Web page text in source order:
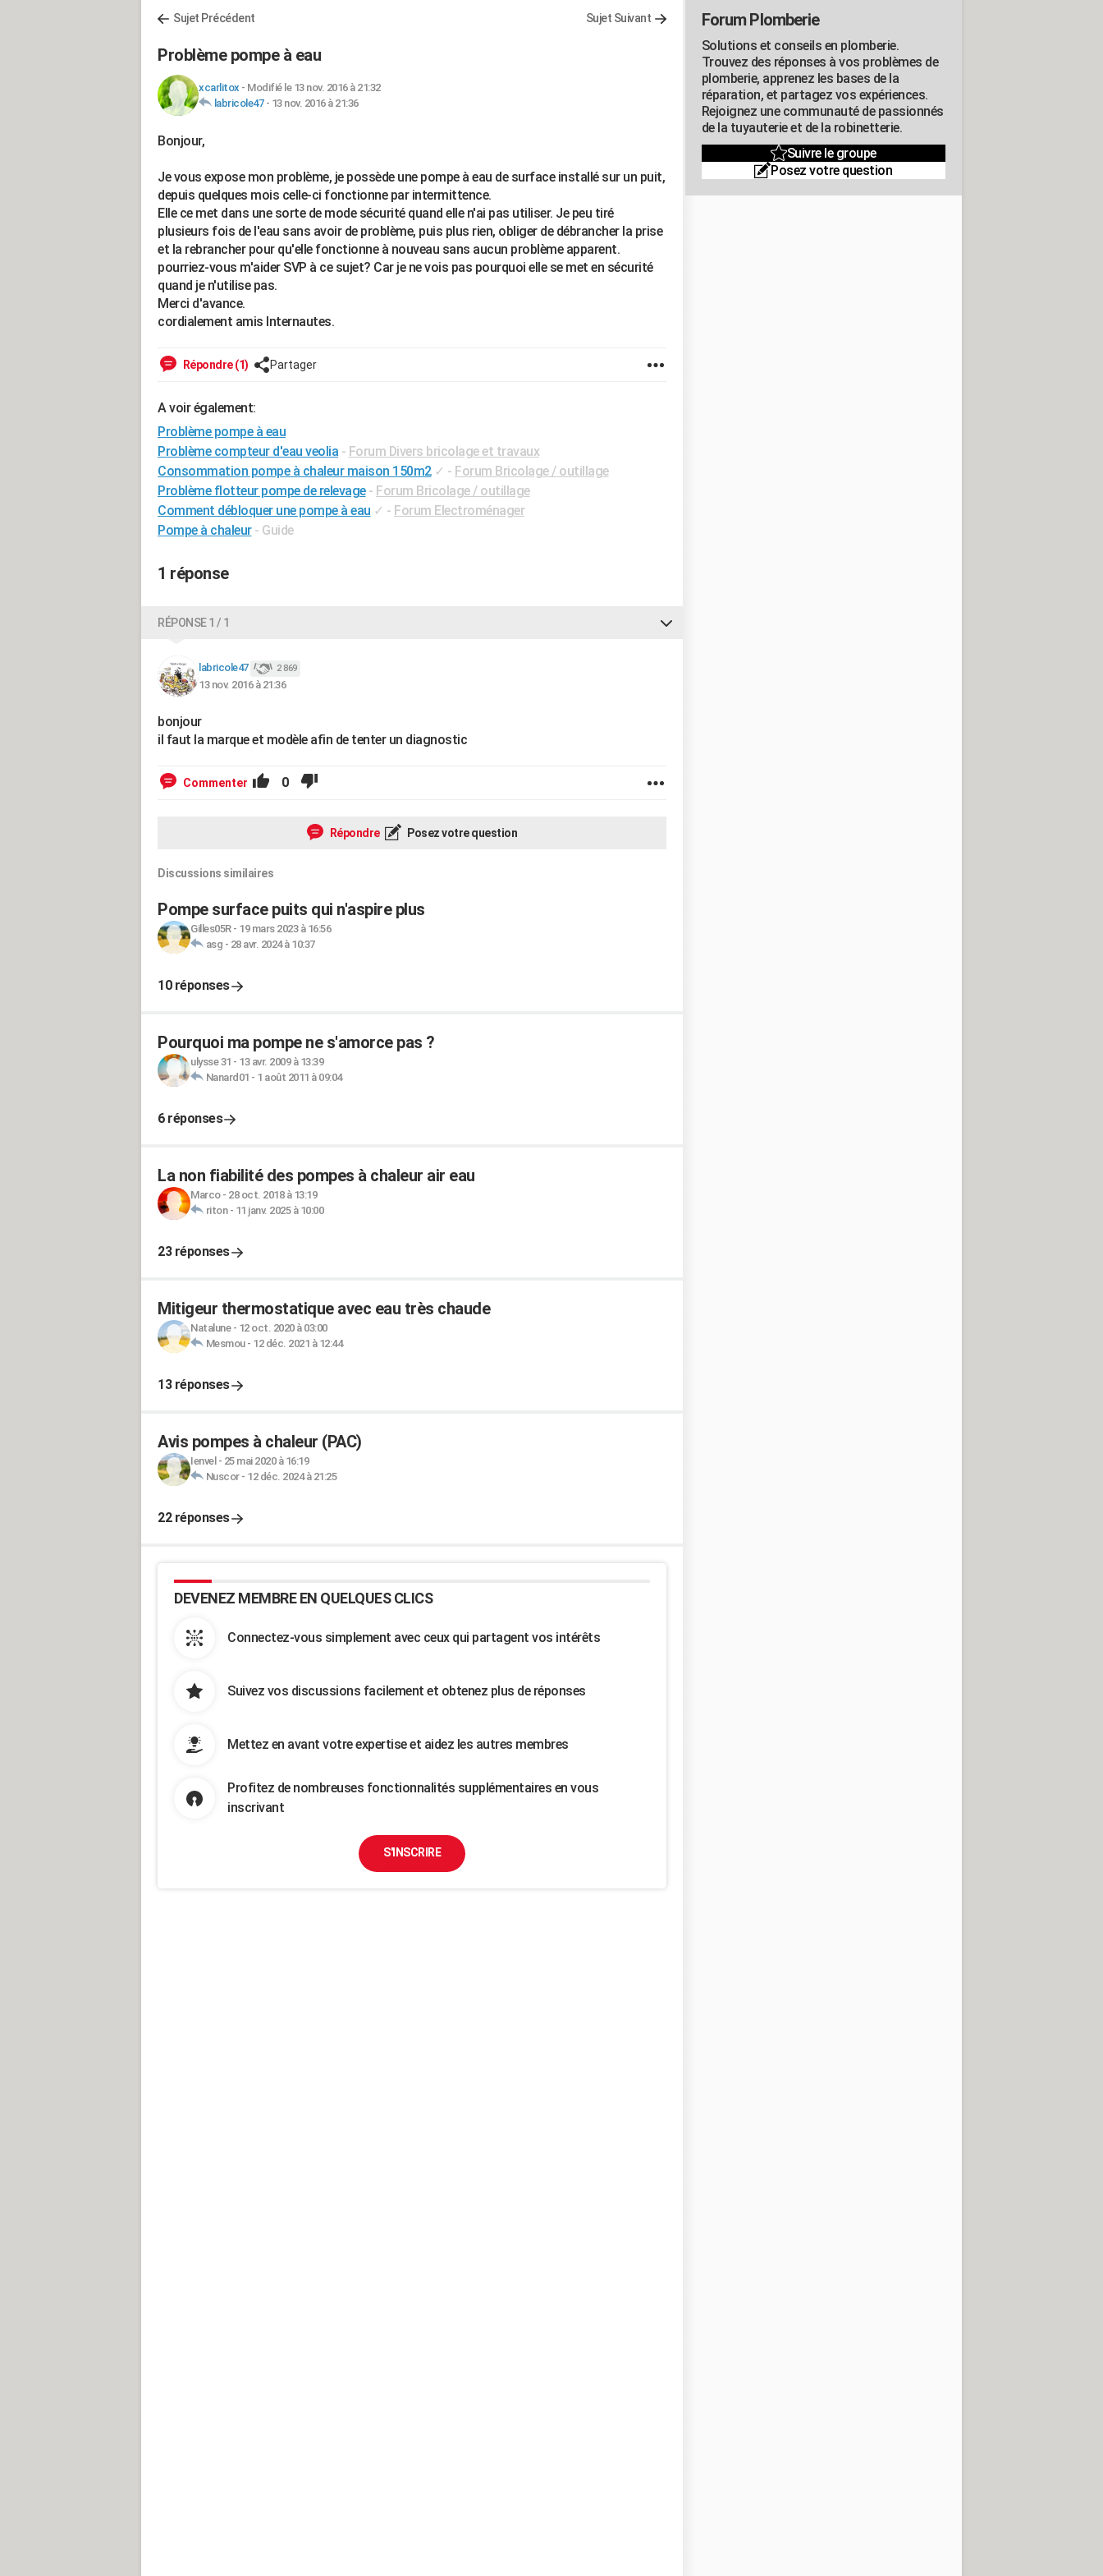
Sujet Précédent Sujet Suivant
Problème pompe à eau
xcarlitox - Modifié le 13 nov. 2016 à 21:32
labricole47- 13 nov. 2016 à 21:36
Bonjour,
Je vous expose mon problème, je possède une pompe à eau de surface installé sur un puit,
depuis quelques mois celle-ci fonctionne par intermittence.
Elle ce met dans une sorte de mode sécurité quand elle n'ai pas utiliser. Je peu tiré
plusieurs fois de l'eau sans avoir de problème, puis plus rien, obliger de débrancher la prise
et la rebrancher pour qu'elle fonctionne à nouveau sans aucun problème apparent.
pourriez-vous m'aider SVP à ce sujet? Car je ne vois pas pourquoi elle se met en sécurité
quand je n'utilise pas.
Merci d'avance.
cordialement amis Internautes.
Répondre (1) Partager
A voir également:
Problème pompe à eau
Problème compteur d'eau veolia - Forum Divers bricolage et travaux
Consommation pompe à chaleur maison 150m2 ✓ - Forum Bricolage / outillage
Problème flotteur pompe de relevage - Forum Bricolage / outillage
Comment débloquer une pompe à eau ✓ - Forum Electroménager
Pompe à chaleur - Guide
1 réponse
RÉPONSE 1 / 1
labricole47 2 869
13 nov. 2016 à 21:36
bonjour
il faut la marque et modèle afin de tenter un diagnostic
Commenter 0
Répondre Posez votre question
Discussions similaires
Pompe surface puits qui n'aspire plus
Gilles05R- 19 mars 2023 à 16:56
asg - 28 avr. 2024 à 10:37
10 réponses
Pourquoi ma pompe ne s'amorce pas ?
ulysse 31 - 13 avr. 2009 à 13:39
Nanard01 - 1 août 2011 à 09:04
6 réponses
La non fiabilité des pompes à chaleur air eau
Marco- 28 oct. 2018 à 13:19
riton- 11 janv. 2025 à 10:00
23 réponses
Mitigeur thermostatique avec eau très chaude
Natalune- 12 oct. 2020 à 03:00
Mesmou- 12 déc. 2021 à 12:44
13 réponses
Avis pompes à chaleur (PAC)
Ienvel - 25 mai 2020 à 16:19
Nuscor- 12 déc. 2024 à 21:25
22 réponses
DEVENEZ MEMBRE EN QUELQUES CLICS
Connectez-vous simplement avec ceux qui partagent vos intérêts
Suivez vos discussions facilement et obtenez plus de réponses
Mettez en avant votre expertise et aidez les autres membres
Profitez de nombreuses fonctionnalités supplémentaires en vous
inscrivant
S'INSCRIRE
Forum Plomberie
Solutions et conseils en plomberie.
Trouvez des réponses à vos problèmes de
plomberie, apprenez les bases de la
réparation, et partagez vos expériences.
Rejoignez une communauté de passionnés
de la tuyauterie et de la robinetterie.
Suivre le groupe
Posez votre question